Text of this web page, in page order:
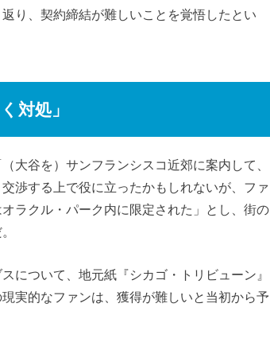
り、契約締結が難しいことを覚悟したとい
対処」
大谷を）サンフランシスコ近郊に案内して、
渉する上で役に立ったかもしれないが、ファ
ラクル・パーク内に限定された」とし、街の
について、地元紙『シカゴ・トリビューン』
実的なファンは、獲得が難しいと当初から予